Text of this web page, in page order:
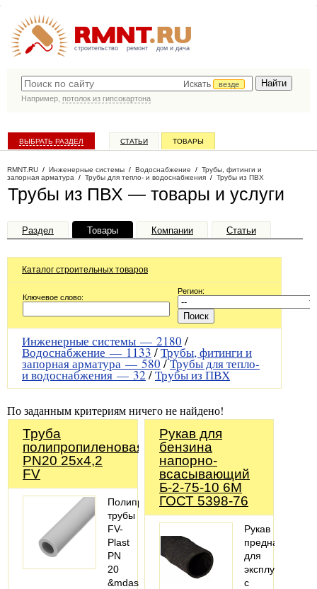
строительство ремонт дом и дача
Искать
везде
Например, потолок из гипсокартона
ВЫБРАТЬ РАЗДЕЛ СТАТЬИ ТОВАРЫ
RMNT.RU / Инженерные системы / Водоснабжение / Трубы, фитинги и
запорная арматура / Трубы для тепло- и водоснабжения / Трубы из ПВХ
Трубы из ПВХ — товары и услуги
Раздел Товары Компании Статьи
Каталог строительных товаров
Ключевое слово:
Регион:
Инженерные системы — 2180 /
Водоснабжение —1133/Трубы, фитинги и
запорная арматура —580/Трубы для тепло-
и водоснабжения —32/Трубы из ПВХ
По заданным критериям ничего не найдено!
Труба
полипропиленовая
PN20 25x4,2
FV
Полипропиленовые
трубы
FV-
Plast
PN
20
&mdash;
Рукав для
бензина
напорно-
всасывающий
Б-2-75-10 6М
ГОСТ 5398-76
Рукав
предназначен
для
эксплуатации
с